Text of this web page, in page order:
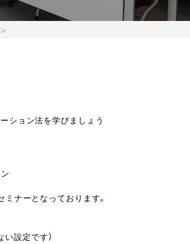
ション法を学びましょう
ナーとなっております。
設定です）